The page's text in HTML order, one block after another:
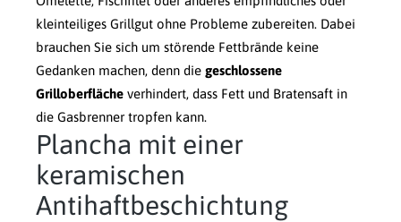
kleinteiliges Grillgut ohne Probleme zubereiten. Dabei
brauchen Sie sich um störende Fettbrände keine
Gedanken machen, denn die geschlossene
Grilloberfläche verhindert, dass Fett und Bratensaft in
die Gasbrenner tropfen kann.
Plancha mit einer
keramischen
Antihaftbeschichtung